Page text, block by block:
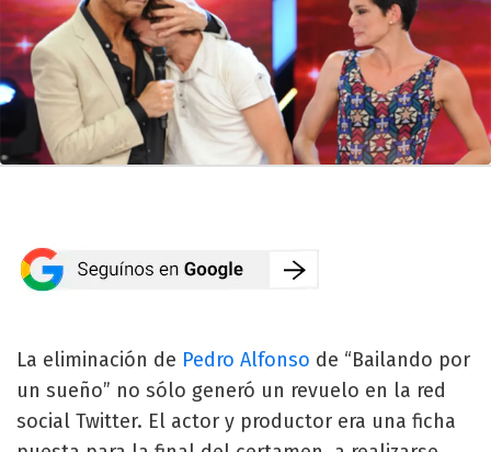
La eliminación de Pedro Alfonso de “Bailando por
un sueño” no sólo generó un revuelo en la red
social Twitter. El actor y productor era una ficha